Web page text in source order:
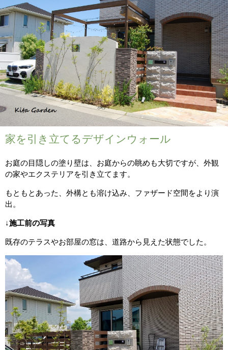
家を引き立てるデザインウォール
お庭の目隠しの塗り壁は、お庭からの眺めも大切ですが、外観
の家やエクステリアを引き立てます。
もともとあった、外構とも溶け込み、ファザード空間をより演
出。
↓施工前の写真
既存のテラスやお部屋の窓は、道路から見えた状態でした。